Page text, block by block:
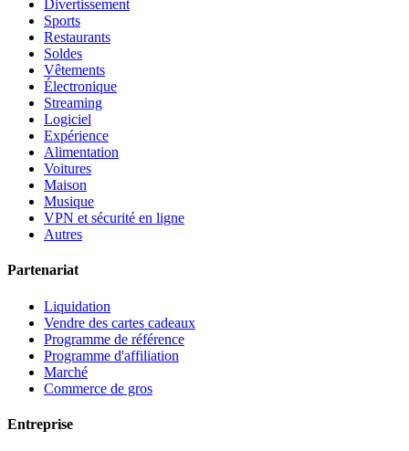
Divertissement
Sports
Restaurants
Soldes
Vêtements
Électronique
Streaming
Logiciel
Expérience
Alimentation
Voitures
Maison
Musique
VPN et sécurité en ligne
Autres
Partenariat
Liquidation
Vendre des cartes cadeaux
Programme de référence
Programme d'affiliation
Marché
Commerce de gros
Entreprise